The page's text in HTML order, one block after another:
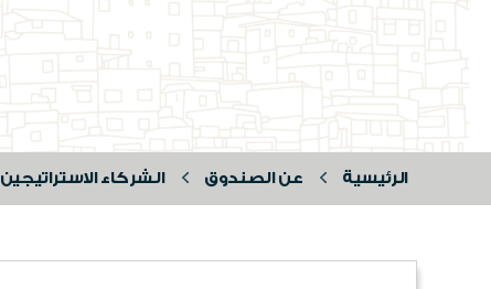
الرئيسية عن الصندوق الشركاء الاستراتيجين